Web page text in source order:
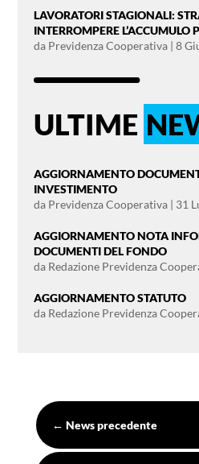
LAVORATORI STAGIONALI:
INTERROMPERE L’ACCUMULO
da Previdenza Cooperativa |8
ULTIME
AGGIORNAMENTO
INVESTIMENTO
da Previdenza Cooperativa | 31
AGGIORNAMENTO NOTA
DOCUMENTI DEL FONDO
da Redazione Previdenza
AGGIORNAMENTO STATUTO
da Redazione Previdenza
← News precedente